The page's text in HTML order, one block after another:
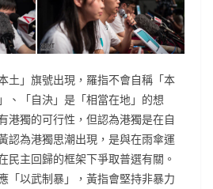
土」旗號出現，羅指不會自稱「本
、「自決」是「相當在地」的想
港獨的可行性，但認為港獨是在自
認為港獨思潮出現，是與在雨傘運
民主回歸的框架下爭取普選有關。
「以武制暴」，黃指會堅持非暴力